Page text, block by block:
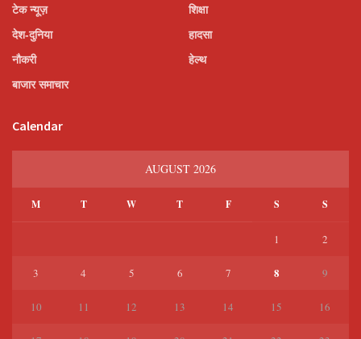
टेक न्यूज़
देश-दुनिया
नौकरी
बाजार समाचार
शिक्षा
हादसा
हेल्थ
Calendar
AUGUST 2026
M T W T F S S
1 2
3 4 5 6 7 8 9
10 11 12 13 14 15 16